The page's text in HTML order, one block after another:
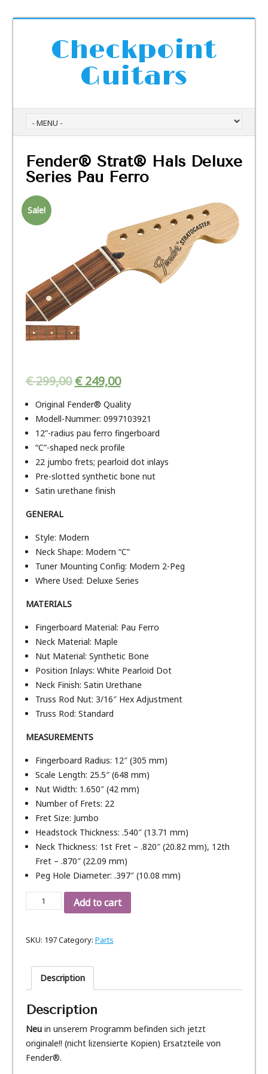
Checkpoint
Guitars
Fender® Strat® Hals Deluxe
Series Pau Ferro
Sale!
€299,00 €249,00
Original Fender® Quality
Modell-Nummer: 0997103921
12”-radius pau ferro fingerboard
“C”-shaped neck profile
22 jumbo frets; pearloid dot inlays
Pre-slotted synthetic bone nut
Satin urethane finish
GENERAL
Style: Modern
Neck Shape: Modern “C”
Tuner Mounting Config: Modern 2-Peg
Where Used: Deluxe Series
MATERIALS
Fingerboard Material: Pau Ferro
Neck Material: Maple
Nut Material: Synthetic Bone
Position Inlays: White Pearloid Dot
Neck Finish: Satin Urethane
Truss Rod Nut: 3/16″ Hex Adjustment
Truss Rod: Standard
MEASUREMENTS
Fingerboard Radius: 12″ (305 mm)
Scale Length: 25.5″ (648 mm)
Nut Width: 1.650″ (42 mm)
Number of Frets: 22
Fret Size: Jumbo
Headstock Thickness: .540″ (13.71 mm)
Neck Thickness: 1st Fret – .820″ (20.82 mm), 12th
Fret – .870″ (22.09 mm)
Peg Hole Diameter: .397″ (10.08 mm)
Fender®
Strat®
Deluxe
Pau
Ferro
Add to cart
SKU: 197Category: Parts
Description
Description
Neuin unserem Programm befinden sich jetzt
originale!! (nicht lizensierte Kopien) Ersatzteile von
Fender®.